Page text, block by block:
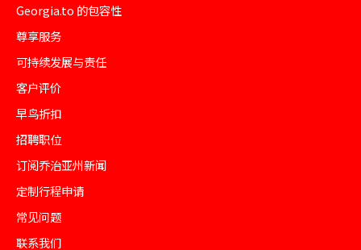
Georgia.to 的包容性
尊享服务
可持续发展与责任
客户评价
早鸟折扣
招聘职位
订阅乔治亚州新闻
定制行程申请
常见问题
联系我们